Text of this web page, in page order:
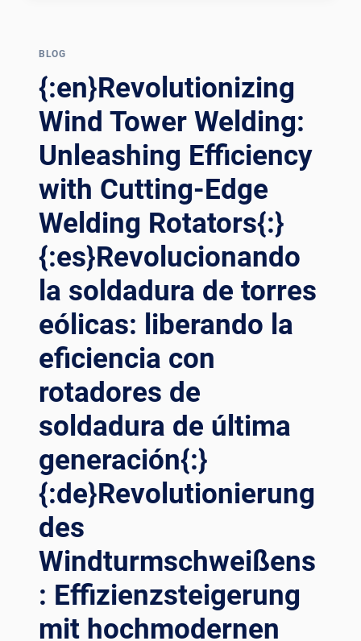
PRECISION
AND
EFFICIENCY
BLOG
{:en}Revolutionizing
Wind Tower Welding:
Unleashing Efficiency
with Cutting-Edge
Welding Rotators{:}
{:es}Revolucionando
la soldadura de torres
eólicas: liberando la
eficiencia con
rotadores de
soldadura de última
generación{:}
{:de}Revolutionierung
des
Windturmschweißens
: Effizienzsteigerung
mit hochmodernen